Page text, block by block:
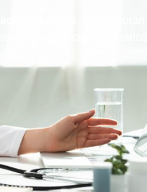
flexibles
la experiencia de usuarios